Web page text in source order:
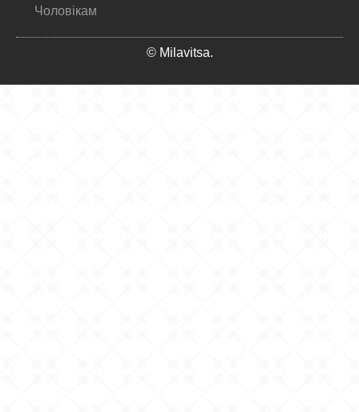
Чоловікам
© Milavitsa.